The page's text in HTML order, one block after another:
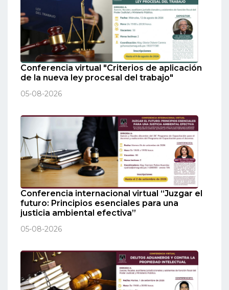
Conferencia virtual "Criterios de aplicación
de la nueva ley procesal del trabajo"
05-08-2026
Conferencia internacional virtual “Juzgar el
futuro: Principios esenciales para una
justicia ambiental efectiva”
05-08-2026